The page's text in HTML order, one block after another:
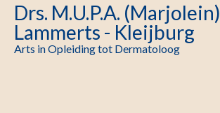
Drs. M.U.P.A. (Marjolein)
Lammerts - Kleijburg
Arts in Opleiding tot Dermatoloog